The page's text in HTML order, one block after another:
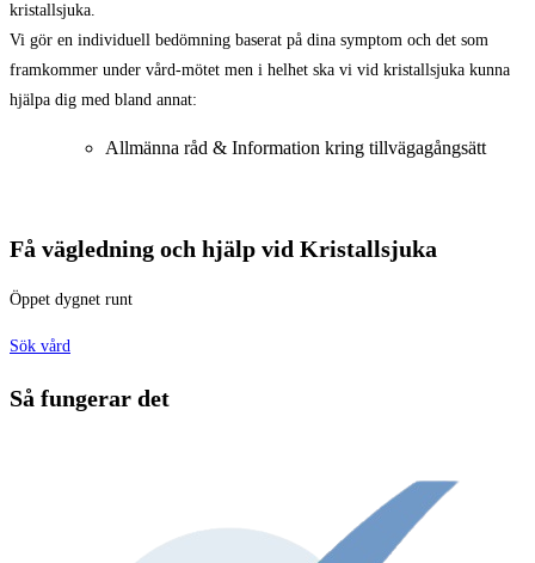
kristallsjuka.
Vi gör en individuell bedömning baserat på dina symptom och det som
framkommer under vård-mötet men i helhet ska vi vid kristallsjuka kunna
hjälpa dig med bland annat:
Allmänna råd & Information kring tillvägagångsätt
Få vägledning och hjälp vid Kristallsjuka
Öppet dygnet runt
Sök vård
Så fungerar det